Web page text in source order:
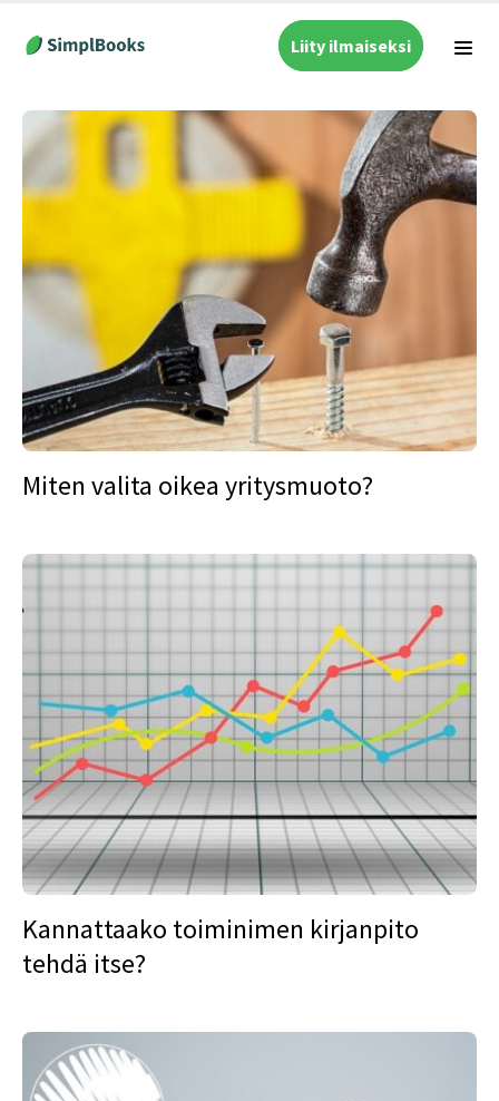
Liity ilmaiseksi
Miten valita oikea yritysmuoto?
Kannattaako toiminimen kirjanpito
tehdä itse?